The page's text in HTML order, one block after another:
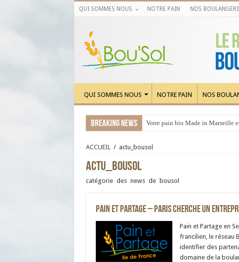
QUI SOMMES NOUS NOTRE PAIN NOS
QUI SOMMES NOUS NOTRE PAIN NOS
Breaking News Votre pain bio Made in Marseille
ACCUEIL / actu_bousol
actu_bousol
catégorie des news de bousol
Pain et Partage – Paris cherche un
Pain et Partage en
francilien, le réseau
identifier des
domaine de la